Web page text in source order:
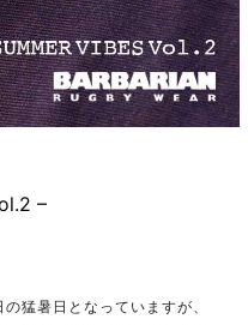
–
猛暑日となっていますが、